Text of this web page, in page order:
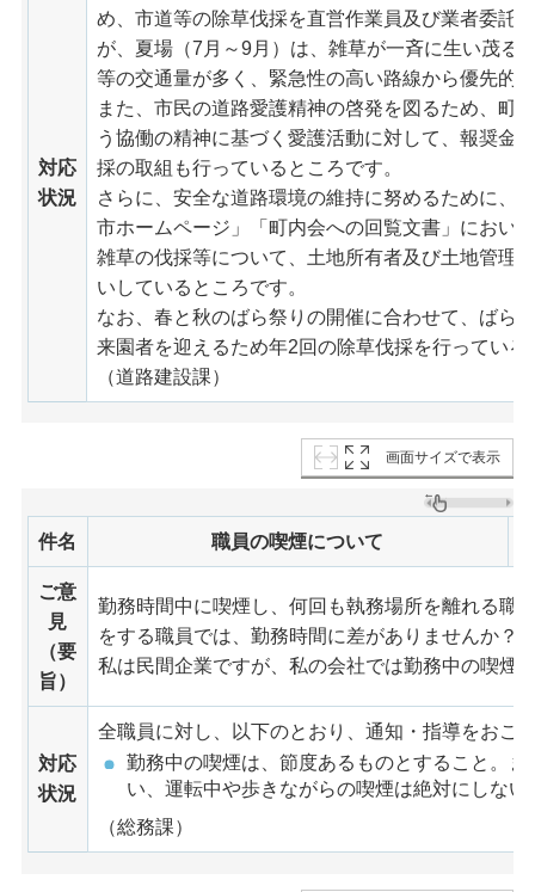
対応
状況
め、市道等の除草伐採を直営作業員及び業者委託
が、夏場（7月～9月）は、雑草が一斉に生い茂る
等の交通量が多く、緊急性の高い路線から優先的
また、市民の道路愛護精神の啓発を図るため、町
う協働の精神に基づく愛護活動に対して、報奨金
採の取組も行っているところです。
さらに、安全な道路環境の維持に努めるために、
市ホームページ」「町内会への回覧文書」におい
雑草の伐採等について、土地所有者及び土地管理
いしているところです。
なお、春と秋のばら祭りの開催に合わせて、ばら
来園者を迎えるため年2回の除草伐採を行っている
（道路建設課）
画面サイズで表示
件名 職員の喫煙について
ご意
見
（要
旨）
勤務時間中に喫煙し、何回も執務場所を離れる職
をする職員では、勤務時間に差がありませんか？
私は民間企業ですが、私の会社では勤務中の喫煙
対応
状況
全職員に対し、以下のとおり、通知・指導をおこ
勤務中の喫煙は、節度あるものとすること。
い、運転中や歩きながらの喫煙は絶対にしない
（総務課）